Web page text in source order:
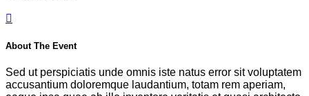
About The Event
Sed ut perspiciatis unde omnis iste natus error sit voluptatem
accusantium doloremque laudantium, totam rem aperiam,